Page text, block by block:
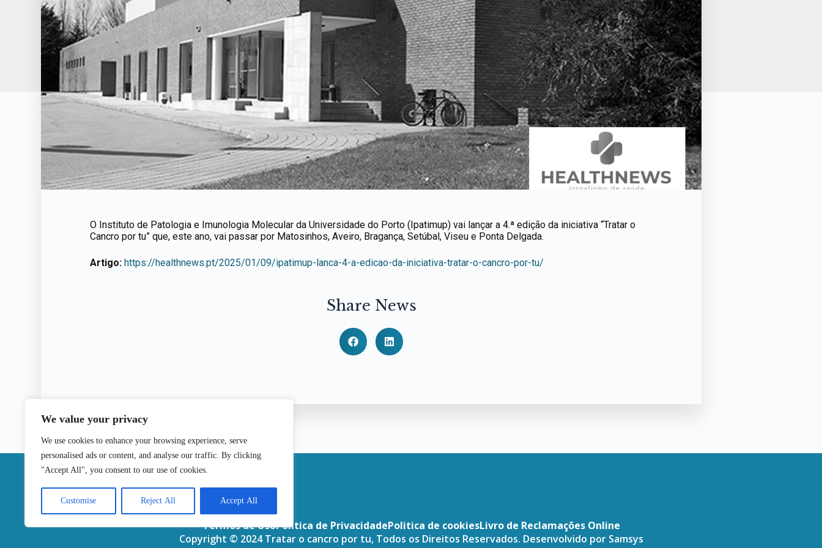
We value your privacy
We use cookies to enhance your browsing experience, serve
personalised ads or content, and analyse our traffic. By clicking
"Accept All", you consent to our use of cookies.
Customise Reject All Accept All
O Instituto de Patologia e Imunologia Molecular da Universidade do Porto (Ipatimup) vai lançar a 4.ª edição da iniciativa “Tratar o
Cancro por tu” que, este ano, vai passar por Matosinhos, Aveiro, Bragança, Setúbal, Viseu e Ponta Delgada.
Artigo: https://healthnews.pt/2025/01/09/ipatimup-lanca-4-a-edicao-da-iniciativa-tratar-o-cancro-por-tu/
Share News
|
Termos de UsoPolitica de PrivacidadePolitica de cookiesLivro de Reclamações Online
Copyright © 2024 Tratar o cancro por tu, Todos os Direitos Reservados. Desenvolvido por Samsys